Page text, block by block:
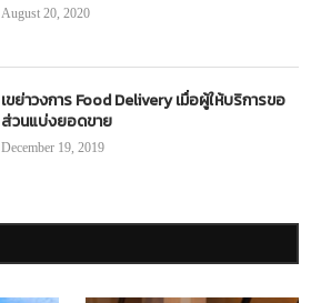
August 20, 2020
เขย่าวงการ Food Delivery เมื่อผู้ให้บริการขอ
ส่วนแบ่งยอดขาย
December 19, 2019